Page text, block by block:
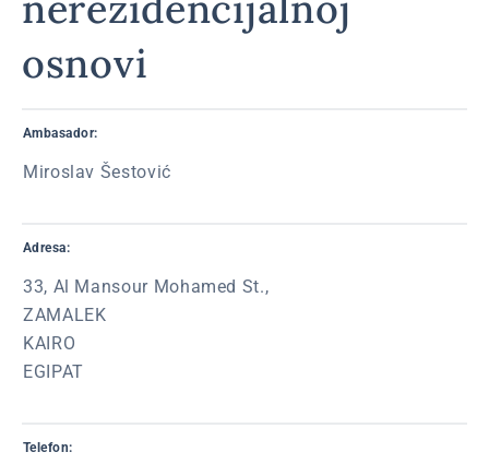
osnovi
Ambasador:
Miroslav Šestović
Adresa:
33, Al Mansour Mohamed St.,
ZAMALEK
KAIRO
EGIPAT
Telefon: